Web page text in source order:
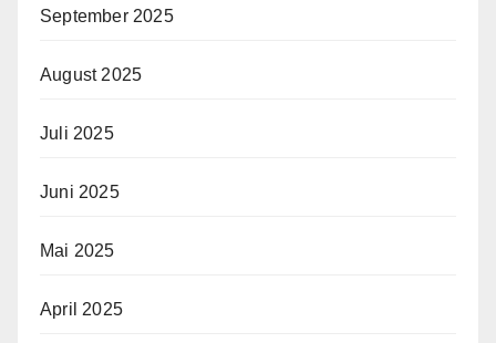
September 2025
August 2025
Juli 2025
Juni 2025
Mai 2025
April 2025